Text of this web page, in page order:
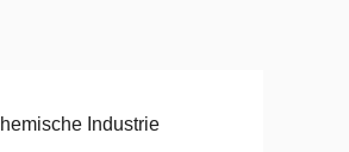
Industrie